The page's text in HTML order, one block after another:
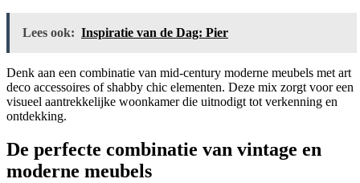
Lees ook: Inspiratie van de Dag: Pier
Denk aan een combinatie van mid-century moderne meubels met art
deco accessoires of shabby chic elementen. Deze mix zorgt voor een
visueel aantrekkelijke woonkamer die uitnodigt tot verkenning en
ontdekking.
De perfecte combinatie van vintage en
moderne meubels